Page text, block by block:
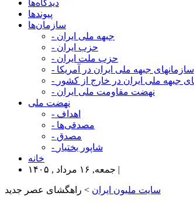
دیدگاه‌ها
پیوندها
سازمان‌ها
- جبهه ملی ایران
- حزب ایران
- حزب ملت ایران
- سازمانهای جبهه ملی ایران در آمریکا
جبهه ملی ایران در خارج از کشور
- نهضت مقاومت ملی ایران
نهضت ملی
- اهداف
- مصدقی‌ها
- مصدق
- شاپور بختیار
خانه
جمعه, ۱۶ مرداد , ۱۴۰۵ |
سایت ملیون ایران > راهگشای عصر جدید